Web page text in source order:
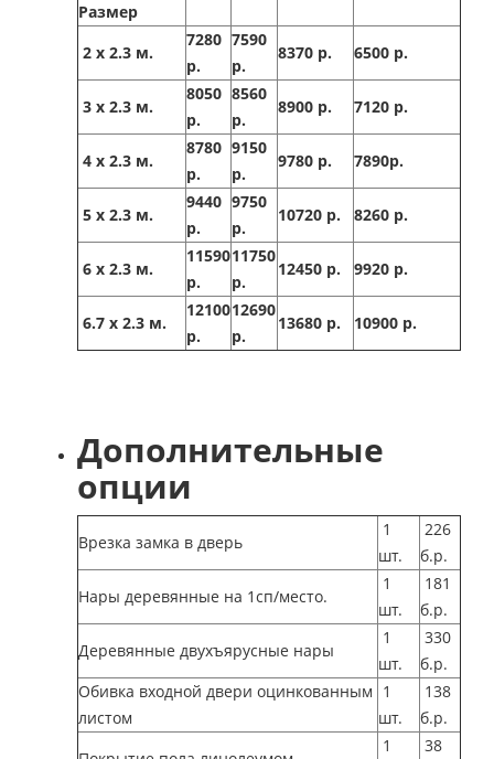
Размер
2 х 2.3 м.
7280
р.
7590
р.
8370 р. 6500 р.
3 х 2.3 м.
8050
р.
8560
р.
8900 р. 7120 р.
4 х 2.3 м.
8780
р.
9150
р.
9780 р. 7890р.
5 х 2.3 м.
9440
р.
9750
р.
10720 р. 8260 р.
6 х 2.3 м.
11590
р.
11750
р.
12450 р. 9920 р.
6.7 х 2.3 м.
12100
р.
12690
р.
13680 р. 10900 р.
Дополнительные
опции
Врезка замка в дверь
1
шт.
226
б.р.
Нары деревянные на 1сп/место.
1
шт.
181
б.р.
Деревянные двухъярусные нары
1
шт.
330
б.р.
Обивка входной двери оцинкованным
листом
1
шт.
138
б.р.
1 38